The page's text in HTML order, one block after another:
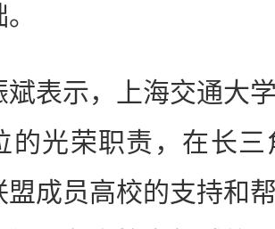
示，上海交通大学
的光荣职责，在长
盟成员高校的支持和